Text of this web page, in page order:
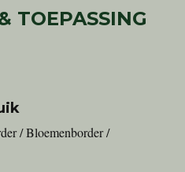
TOEPASSING
/ Bloemenborder /